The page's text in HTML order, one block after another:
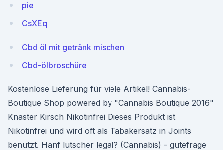
pie
CsXEq
Cbd öl mit getränk mischen
Cbd-ölbroschüre
Kostenlose Lieferung für viele Artikel! Cannabis-
Boutique Shop powered by "Cannabis Boutique 2016"
Knaster Kirsch Nikotinfrei Dieses Produkt ist
Nikotinfrei und wird oft als Tabakersatz in Joints
benutzt. Hanf lutscher legal? (Cannabis) - gutefrage